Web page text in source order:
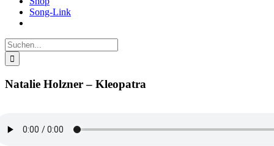
Song-Link
Suche
nach:
Natalie Holzner – Kleopatra